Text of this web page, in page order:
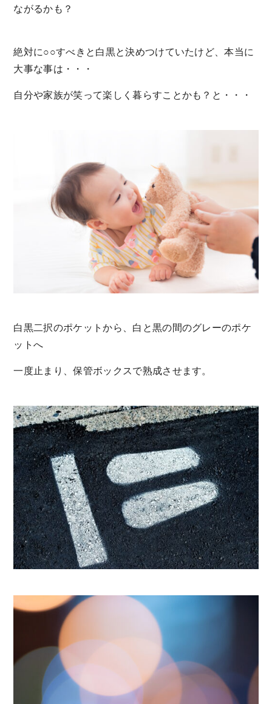
ながるかも？
絶対に○○すべきと白黒と決めつけていたけど、本当に
大事な事は・・・
自分や家族が笑って楽しく暮らすことかも？と・・・
白黒二択のポケットから、白と黒の間のグレーのポケ
ットへ
一度止まり、保管ボックスで熟成させます。